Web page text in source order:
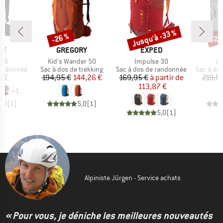
€
+1
( 1)
MARQUE
GREGORY
Article
Kid's Wander 50
Product group
Sac à dos de trekking
Prix
194,95 €Prix réduit
144,26 €
5,0( 1)
Remise
-26 %
MARQUE
EXPED
Article
Impulse 30
Product group
Sac à dos de randonnée
Prix
169,95 € Prix réduit
à partir de
113,87 €
5,0( 1)
Remise
Jusqu'à -33 %
Product
Sac à
-
Alpiniste Jürgen - Service achats
« Pour vous, je déniche les meilleures nouveautés